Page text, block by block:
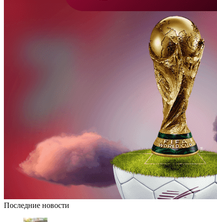
Последние новости